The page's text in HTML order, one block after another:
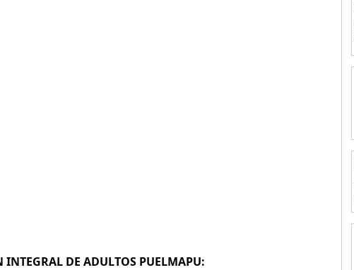
DE ADULTOS PUELMAPU: